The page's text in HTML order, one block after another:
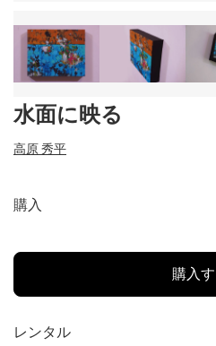
水面に映る
高原 秀平
購入
購入
レンタル